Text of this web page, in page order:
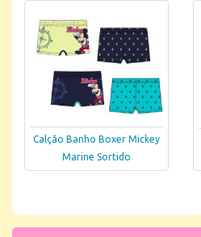
Calção Banho Boxer Mickey
Marine Sortido